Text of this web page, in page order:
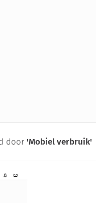
door 'Mobiel verbruik'